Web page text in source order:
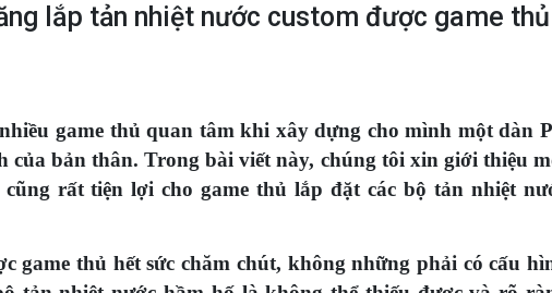
lắp tản nhiệt nước custom được game thủ
game thủ quan tâm khi xây dựng cho mình một dàn
của bản thân. Trong bài viết này, chúng tôi xin giới thiệu
rất tiện lợi cho game thủ lắp đặt các bộ tản nhiệt
game thủ hết sức chăm chút, không những phải có cấu